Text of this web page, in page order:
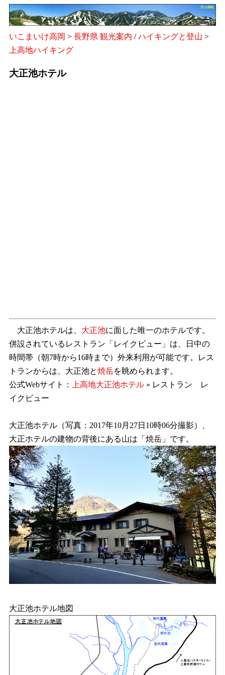
いこまいけ高岡 > 長野県 観光案内 /ハイキングと登山 >
上高地ハイキング
大正池ホテル
大正池ホテルは、 大正池に面した唯一のホテルです。
併設されているレストラン「レイクビュー」は、日中の
時間帯（朝7時から16時まで）外来利用が可能です。レス
トランからは、大正池と焼岳を眺められます。
公式Webサイト：
上高地大正池ホテル » レストラン レ
イクビュー
大正池ホテル（写真：2017年10月27日10時06分撮影）、
大正ホテルの建物の背後にある山は「焼岳」です。
大正池ホテル地図